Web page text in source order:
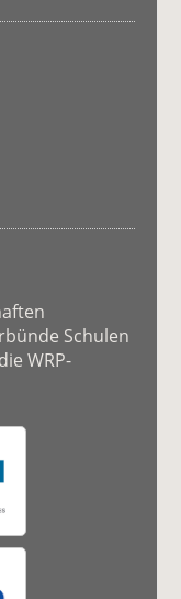
Schulen
WRP-